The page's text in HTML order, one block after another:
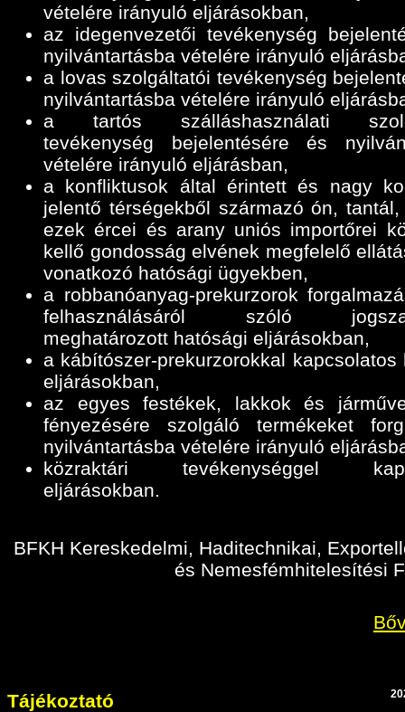
vételére irányuló eljárásokban,
az idegenvezetői tevékenység
nyilvántartásba vételére irányuló
a lovas szolgáltatói tevékenység
nyilvántartásba vételére irányuló
a tartós szálláshasználati
tevékenység bejelentésére és
vételére irányuló eljárásban,
a konfliktusok által érintett és nagy
jelentő térségekből származó ón,
ezek ércei és arany uniós importőrei
kellő gondosság elvének megfelelő
vonatkozó hatósági ügyekben,
a robbanóanyag-prekurzorok
felhasználásáról szóló
meghatározott hatósági eljárásokban,
a kábítószer-prekurzorokkal kapcsolatos
eljárásokban,
az egyes festékek, lakkok és
fényezésére szolgáló termékeket
nyilvántartásba vételére irányuló
közraktári tevékenységgel
eljárásokban.
BFKH Kereskedelmi, Haditechnikai,
és Nemesfémhitelesítési
Tájékoztató